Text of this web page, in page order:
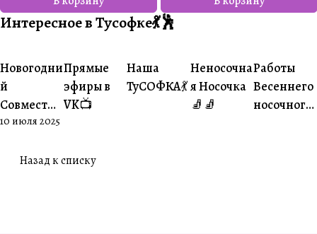
Интересное в Тусофке💃🕺
#Совместники
Новогодни
й
Совместни
к🎄
10 июля 2025
#Житуха
Прямые
эфиры в
VK📺
#Совместники
Наша
ТуСОФКА💃
#Ваше
творчество
Неносочна
я Носочка
🧦🧦
#Ваше
Работы
Весеннего
носочного
Назад к списку